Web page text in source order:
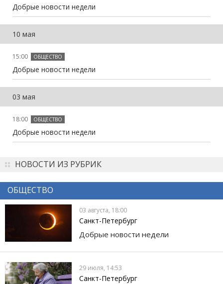
Добрые новости недели
10 мая
15:00 ОБЩЕСТВО
Добрые новости недели
03 мая
18:00 ОБЩЕСТВО
Добрые новости недели
НОВОСТИ ИЗ РУБРИК
ОБЩЕСТВО
03 августа, 18:00
Санкт-Петербург
Добрые новости недели
29 июля, 14:53
Санкт-Петербург